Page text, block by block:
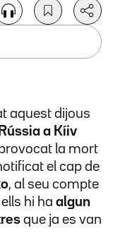
aquest dijous
a Kíiv
la mort
el cap de
, al seu compte
hi ha algun
que ja es van